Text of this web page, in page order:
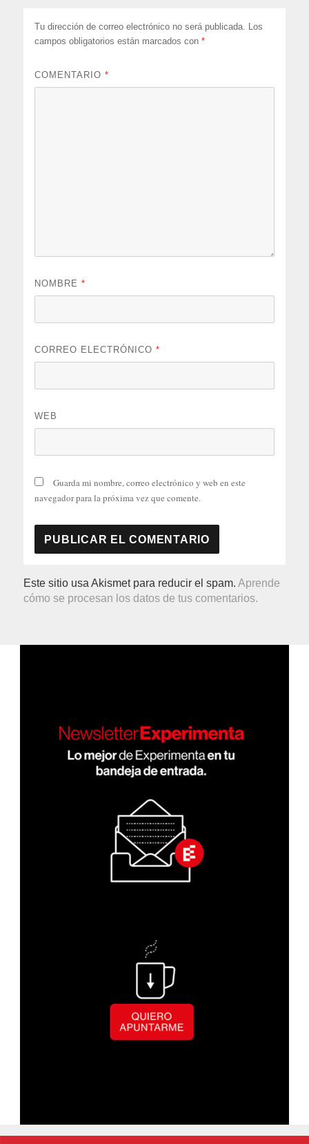
Tu dirección de correo electrónico no será publicada. Los
campos obligatorios están marcados con*
COMENTARIO*
NOMBRE*
CORREO ELECTRÓNICO*
WEB
Guarda mi nombre, correo electrónico y web en este
navegador para la próxima vez que comente.
Este sitio usa Akismet para reducir el spam.Aprende
cómo se procesan los datos de tus comentarios.